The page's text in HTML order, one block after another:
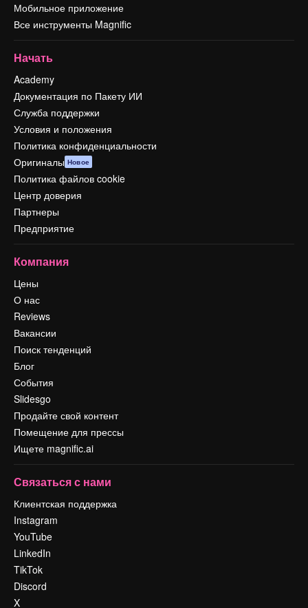
Мобильное приложение
Все инструменты Magnific
Начать
Academy
Документация по Пакету ИИ
Служба поддержки
Условия и положения
Политика конфиденциальности
Оригиналы Новое
Политика файлов cookie
Центр доверия
Партнеры
Предприятие
Компания
Цены
О нас
Reviews
Вакансии
Поиск тенденций
Блог
События
Slidesgo
Продайте свой контент
Помещение для прессы
Ищете magnific.ai
Связаться с нами
Клиентская поддержка
Instagram
YouTube
LinkedIn
TikTok
Discord
X